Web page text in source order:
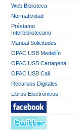
Web Biblioteca
Normatividad
Préstamo
Interbibliotecario
Manual Solicitudes
OPAC USB Medellín
OPAC USB Cartagena
OPAC USB Cali
Recursos Digitales
Libros Electrónicos